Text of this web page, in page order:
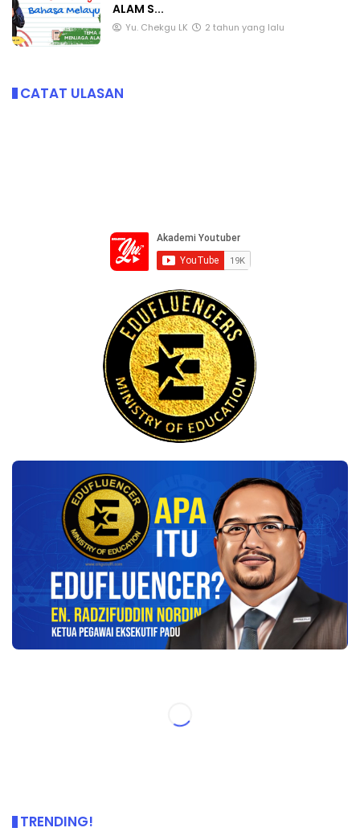
ALAM S...
Yu. Chekgu LK 2 tahun yang lalu
CATAT ULASAN
TRENDING!